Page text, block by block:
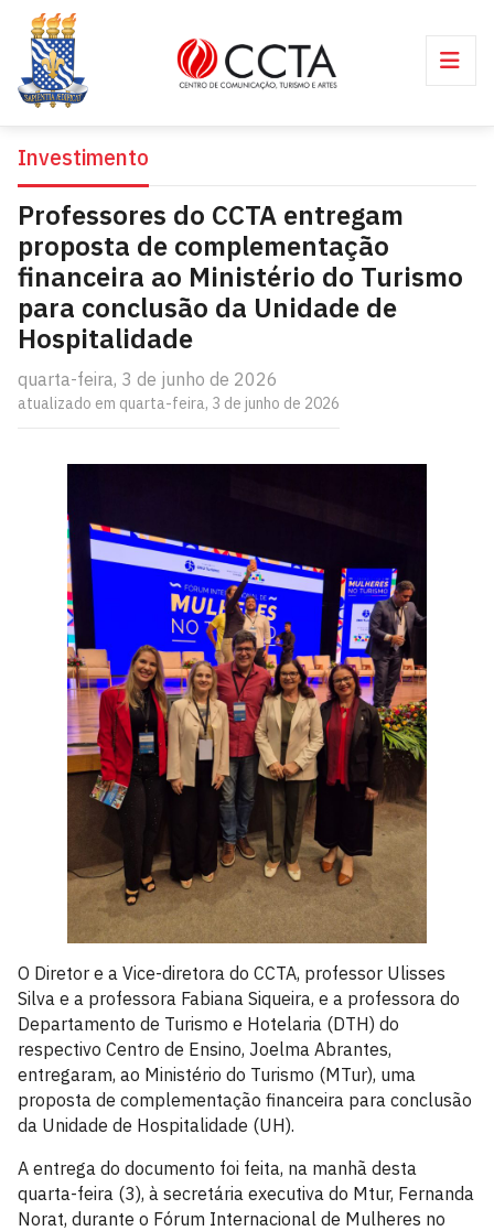
Investimento
Professores do CCTA entregam
proposta de complementação
financeira ao Ministério do Turismo
para conclusão da Unidade de
Hospitalidade
quarta-feira, 3 de junho de 2026
atualizado em quarta-feira, 3 de junho de 2026
O Diretor e a Vice-diretora do CCTA, professor Ulisses
Silva e a professora Fabiana Siqueira, e a professora do
Departamento de Turismo e Hotelaria (DTH) do
respectivo Centro de Ensino, Joelma Abrantes,
entregaram, ao Ministério do Turismo (MTur), uma
proposta de complementação financeira para conclusão
da Unidade de Hospitalidade (UH).
A entrega do documento foi feita, na manhã desta
quarta-feira (3), à secretária executiva do Mtur, Fernanda
Norat, durante o Fórum Internacional de Mulheres no